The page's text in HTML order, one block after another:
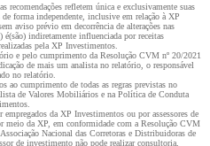
recomendações refletem única e exclusivamente suas
forma independente, inclusive em relação à XP
aviso prévio em decorrência de alterações nas
é(são) indiretamente influenciada por receitas
pela XP Investimentos.
e pelo cumprimento da Resolução CVM nº 20/2021
de mais um analista no relatório, o responsável
no relatório.
ao cumprimento de todas as regras previstas no
de Valores Mobiliários e na Política de Conduta
da XP Investimentos ou por assessores de
meio da XP, em conformidade com a Resolução CVM
Nacional das Corretoras e Distribuidoras de
de investimento não pode realizar consultoria,